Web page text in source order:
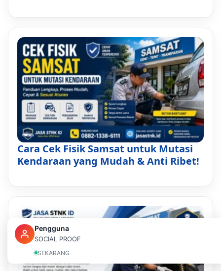
Cara Cek Fisik Samsat untuk Mutasi
Kendaraan yang Mudah & Anti Ribet!
Pengguna
SOCIAL PROOF
SEKARANG